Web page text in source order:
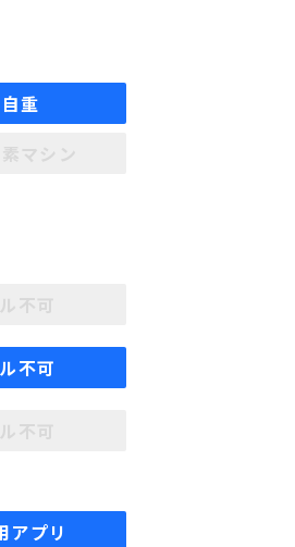
自重
不可
アプリ